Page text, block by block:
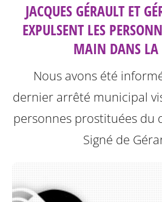
JACQUES GÉRAULT ET
EXPULSENT LES
MAIN DANS
Nous avons été
dernier arrêté municipal
personnes prostituées du
Signé de